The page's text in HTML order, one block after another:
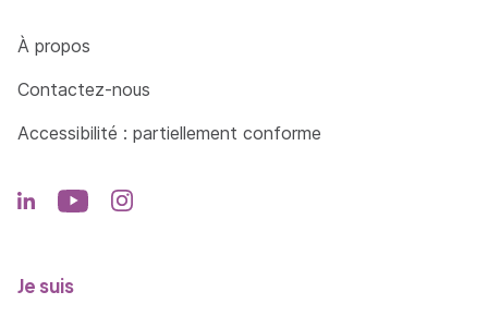
Côté Formations
À propos
Contactez-nous
Accessibilité : partiellement conforme
Je suis